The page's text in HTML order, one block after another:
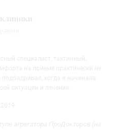
специалист, тактичный,
на приеме практически не
когда я начинала
ситуации и лечения.
агрегатора ПроДокторов (на